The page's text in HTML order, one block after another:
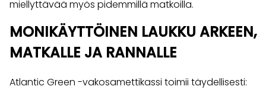
miellyttävää myös pidemmillä matkoilla.
MONIKÄYTTÖINEN LAUKKU ARKEEN,
MATKALLE JA RANNALLE
Atlantic Green -vakosamettikassi toimii täydellisesti: